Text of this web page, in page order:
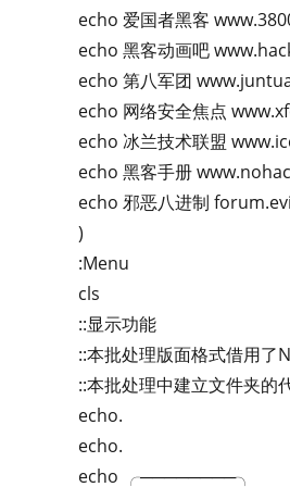
echo 爱国者黑客
echo 黑客动画吧
echo 第八军团
echo 网络安全焦点
echo 冰兰技术联盟
echo 黑客手册
echo 邪恶八进制
)
:Menu
cls
::显示功能
::本批处理版面格式借用了
::本批处理中建立文件夹的
echo.
echo.
echo ╭────────╮